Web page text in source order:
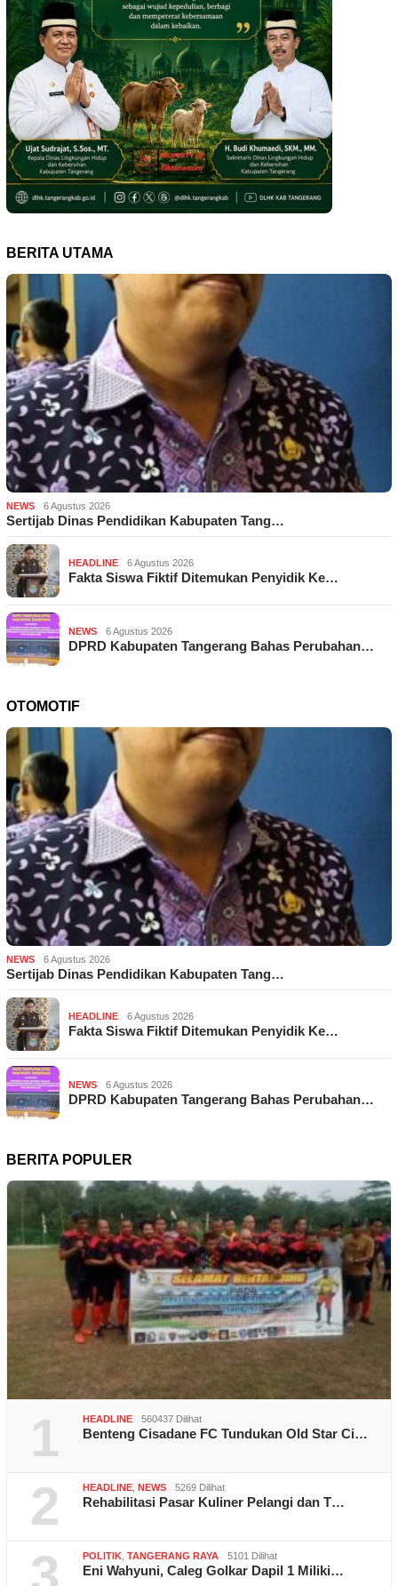
BERITA UTAMA
NEWS 6 Agustus 2026
Sertijab Dinas Pendidikan Kabupaten Tang…
HEADLINE 6 Agustus 2026
Fakta Siswa Fiktif Ditemukan Penyidik Ke…
NEWS 6 Agustus 2026
DPRD Kabupaten Tangerang Bahas Perubahan…
OTOMOTIF
NEWS 6 Agustus 2026
Sertijab Dinas Pendidikan Kabupaten Tang…
HEADLINE 6 Agustus 2026
Fakta Siswa Fiktif Ditemukan Penyidik Ke…
NEWS 6 Agustus 2026
DPRD Kabupaten Tangerang Bahas Perubahan…
BERITA POPULER
1 HEADLINE 560437 Dilihat
Benteng Cisadane FC Tundukan Old Star Ci…
2 HEADLINE NEWS 5269 Dilihat
Rehabilitasi Pasar Kuliner Pelangi dan T…
POLITIK TANGERANG RAYA 5101 Dilihat
Eni Wahyuni, Caleg Golkar Dapil 1 Miliki…